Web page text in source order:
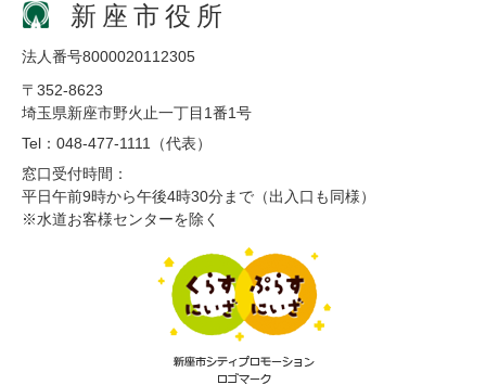
新座市役所
法人番号8000020112305
〒352-8623
埼玉県新座市野火止一丁目1番1号
Tel：048-477-1111（代表）
窓口受付時間：
平日午前9時から午後4時30分まで（出入口も同様）
※水道お客様センターを除く